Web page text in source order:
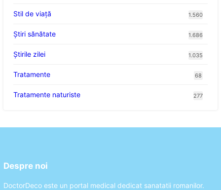
Stil de viaţă 1.560
Ştiri sănătate 1.686
Știrile zilei 1.035
Tratamente 68
Tratamente naturiste 277
Despre noi
DoctorDeco este un portal medical dedicat sanatatii romanilor.